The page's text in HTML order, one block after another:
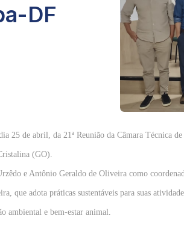
DF
25 de abril, da 21ª Reunião da Câmara Técnica
(GO).
e Antônio Geraldo de Oliveira como
que adota práticas sustentáveis para suas
ambiental e bem-estar animal.